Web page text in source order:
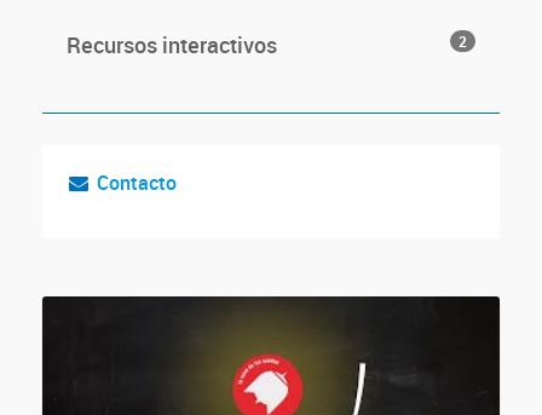
Recursos interactivos 2
Contacto